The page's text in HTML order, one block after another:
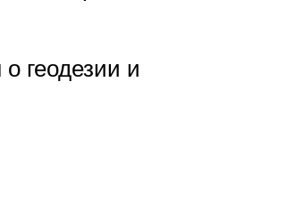
геодезии и